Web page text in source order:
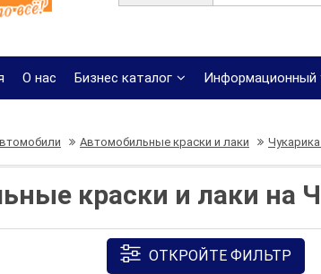
О нас Бизнес каталог Информационный
Автомобильные краски и лаки
краски и лаки на
ОТКРОЙТЕ ФИЛЬТР